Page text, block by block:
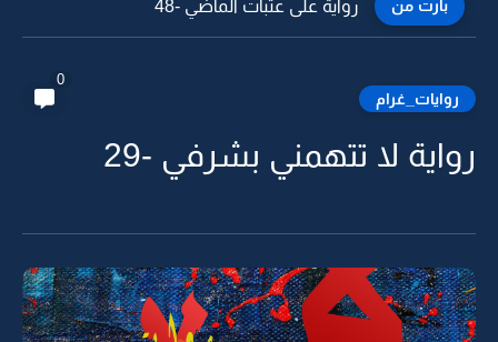
بارت من رواية على عتبات الماضي -47
روايات_غرام
0
رواية لا تتهمني بشرفي -29